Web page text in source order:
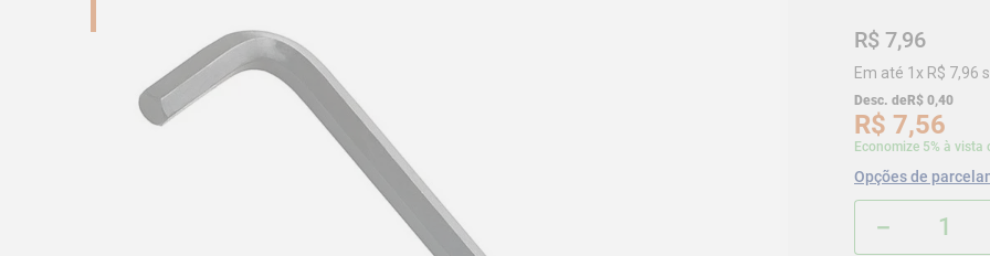
R$ 7,96
Em até 1x R$ 7,96
Desc. deR$ 0,40
R$ 7,56
Economize 5% à vista
Opções de
－